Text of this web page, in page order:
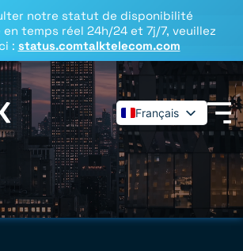
notre statut de disponibilité
temps réel 24h/24 et 7j/7, veuillez
: status.comtalktelecom.com
Français
English
Español
Deutsch
Dansk